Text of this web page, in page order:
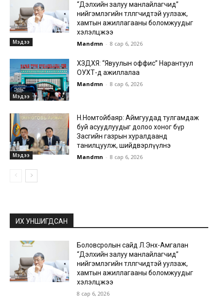
Мэдээ
“Дэлхийн залуу манлайлагчид”
нийгэмлэгийн төлөөлөгчидтэй уулзаж,
хамтын ажиллагааны боломжуудыг
хэлэлцжээ
Mandmn - 8 сар 6, 2026
Мэдээ
ХЗДХЯ: “Явуулын оффис” Нарантуул
ОУХТ-д ажиллалаа
Mandmn - 8 сар 6, 2026
Мэдээ
Н.Номтойбаяр: Аймгуудад тулгамдаж
буй асуудлуудыг долоо хоног бүр
Засгийн газрын хуралдаанд
танилцуулж, шийдвэрлүүлнэ
Mandmn - 8 сар 6, 2026
ИХ УНШИГДСАН
Боловсролын сайд Л.Энх-Амгалан
“Дэлхийн залуу манлайлагчид”
нийгэмлэгийн төлөөлөгчидтэй уулзаж,
хамтын ажиллагааны боломжуудыг
хэлэлцжээ
8 сар 6, 2026